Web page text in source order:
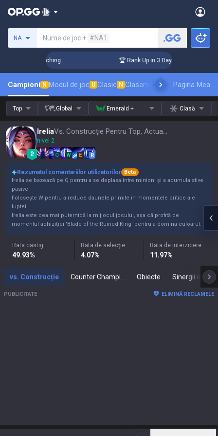
NA Nume de joc + #NA1
Coaching 🏆 Rank Up in 3 Days! Challenger
Campioni N Modul de joc U Clasic N Clasament skinuriPagina Mea
Top Global Emerald + Clasă
Irelia Vs. Construcție Pentru Top, Actualizare 16.15
nivel 2
Q W E R
Rezumatul comentariilor utilizatorilor Beta
Irelia se bazează pe Q pentru a se deplasa între minioni și a acumula stive
pasive.
Folosește W pentru a reduce daunele primite în momentele critice ale
luptei.
Irelia este cea mai puternică la mijlocul jocului, așa că profită de
momentul achiziției 'Blade of the Ruined King' pentru a domina culoarul.
Rata castig
49.93%
Rata de selecție
4.07%
Rata de interzicere
11.97%
vs. Construcție Obiecte
PUBLICITATE ELIMINĂ RECLAMELE